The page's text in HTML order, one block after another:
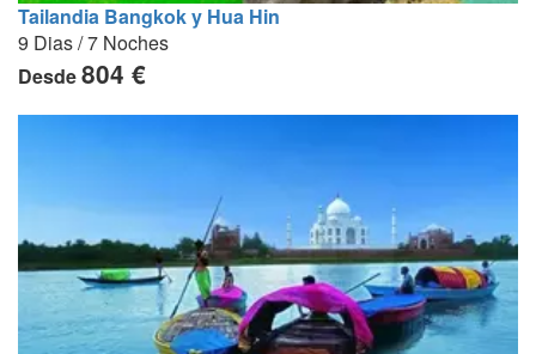
Tailandia Bangkok y Hua Hin
9 Dias / 7 Noches
Desde804 €